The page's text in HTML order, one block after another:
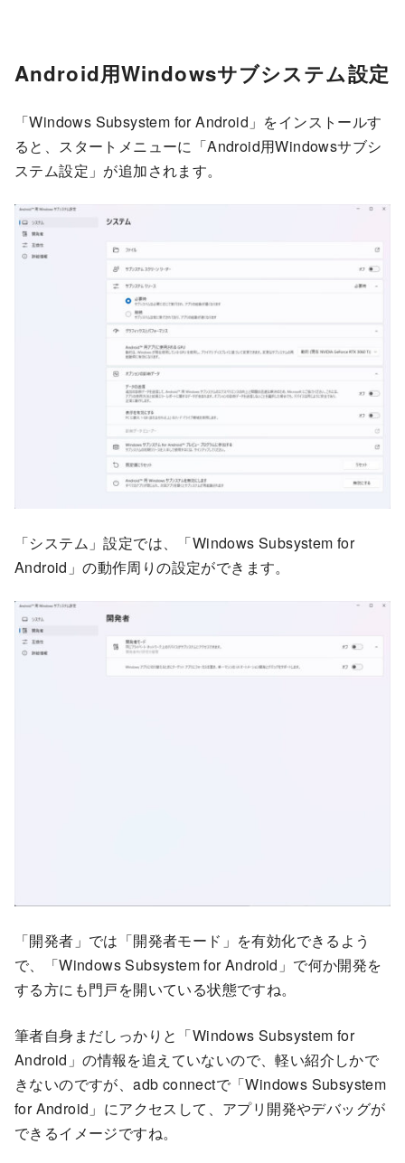
Android用Windowsサブシステム設定
「Windows Subsystem for Android」をインストールす
ると、スタートメニューに「Android用Windowsサブシ
ステム設定」が追加されます。
「システム」設定では、「Windows Subsystem for
Android」の動作周りの設定ができます。
「開発者」では「開発者モード」を有効化できるよう
で、「Windows Subsystem for Android」で何か開発を
する方にも門戸を開いている状態ですね。
筆者自身まだしっかりと「Windows Subsystem for
Android」の情報を追えていないので、軽い紹介しかで
きないのですが、adb connectで「Windows Subsystem
for Android」にアクセスして、アプリ開発やデバッグが
できるイメージですね。